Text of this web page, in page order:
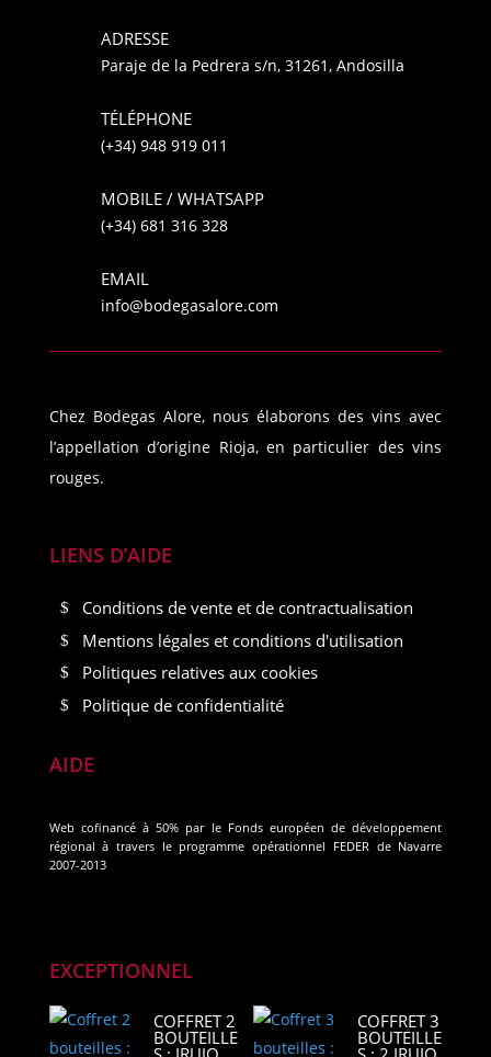
ADRESSE
Paraje de la Pedrera s/n, 31261, Andosilla
TÉLÉPHONE
(+34) 948 919 011
MOBILE / WHATSAPP
(+34) 681 316 328
EMAIL
info@bodegasalore.com
Chez Bodegas Alore, nous élaborons des vins avec
l’appellation d’origine Rioja, en particulier des vins
rouges.
LIENS D’AIDE
Conditions de vente et de contractualisation
Mentions légales et conditions d'utilisation
Politiques relatives aux cookies
Politique de confidentialité
AIDE
Web cofinancé à 50% par le Fonds européen de développement
régional à travers le programme opérationnel FEDER de Navarre
2007-2013
EXCEPTIONNEL
COFFRET 2
BOUTEILLE
COFFRET 3
BOUTEILLE